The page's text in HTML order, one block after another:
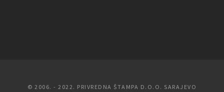
© 2006. - 2022. PRIVREDNA ŠTAMPA D.O.O. SARAJEVO